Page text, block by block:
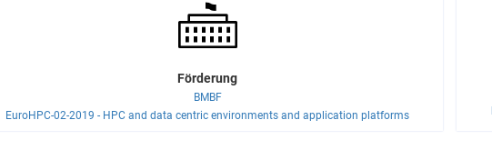
Förderung
BMBF
EuroHPC-02-2019 - HPC and data centric environments and application platforms